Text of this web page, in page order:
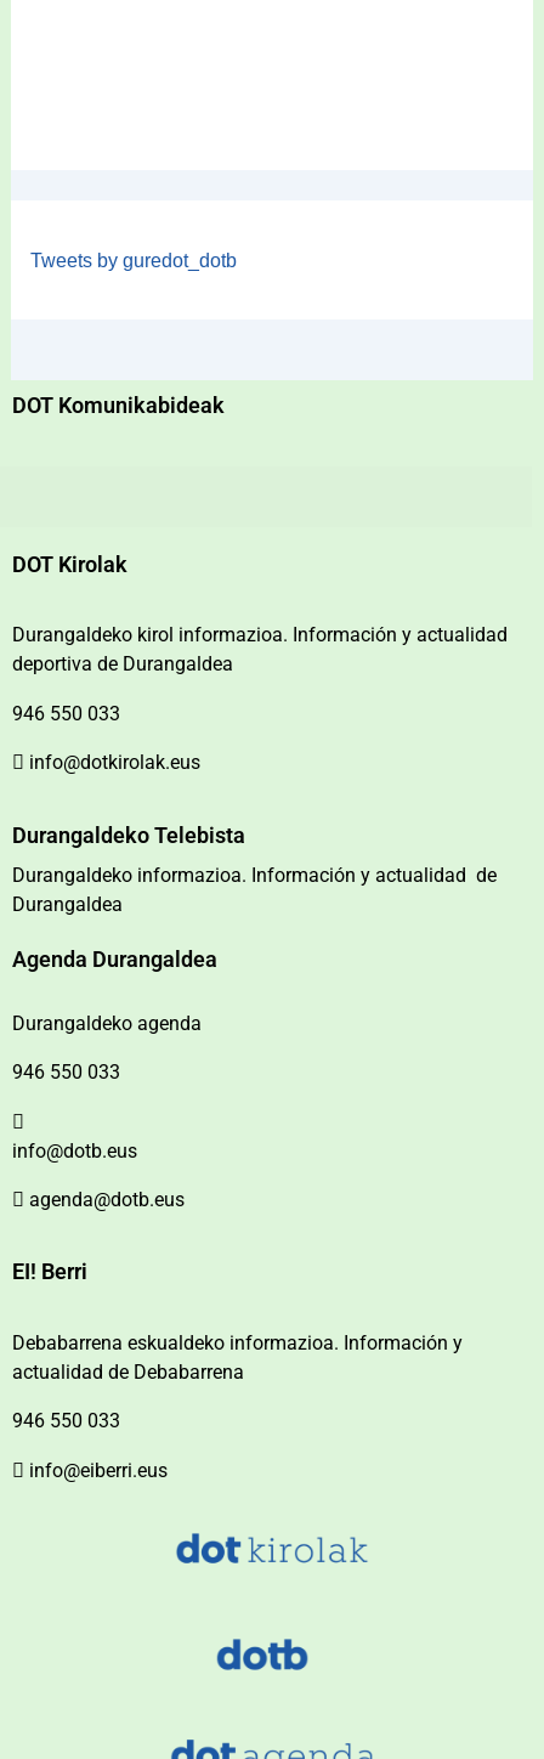
Tweets by guredot_dotb
DOT Komunikabideak
DOT Kirolak
Durangaldeko kirol informazioa. Información y actualidad
deportiva de Durangaldea
946 550 033
info@dotkirolak.eus
Durangaldeko Telebista
Durangaldeko informazioa. Información y actualidad de
Durangaldea
Agenda Durangaldea
Durangaldeko agenda
946 550 033
info@dotb.eus
agenda@dotb.eus
EI! Berri
Debabarrena eskualdeko informazioa. Información y
actualidad de Debabarrena
946 550 033
info@eiberri.eus